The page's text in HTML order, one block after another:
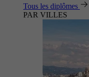
Tous les diplômes
PAR VILLES